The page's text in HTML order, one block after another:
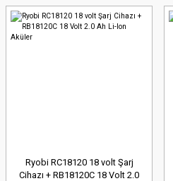
Ryobi RC18120 18 volt Şarj
Cihazı + RB18120C 18 Volt 2.0